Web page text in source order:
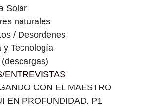
Solar
naturales
/ Desordenes
y Tecnología
ENTREVISTAS
CON EL MAESTRO
EN PROFUNDIDAD. P1